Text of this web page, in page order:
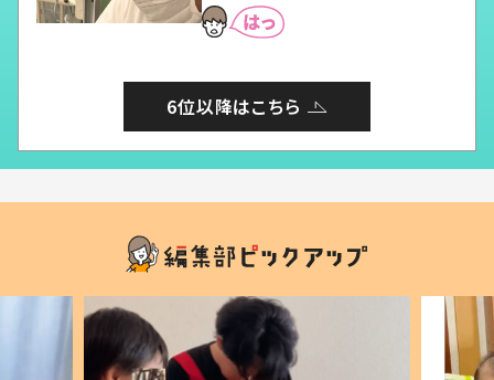
6位以降はこちら